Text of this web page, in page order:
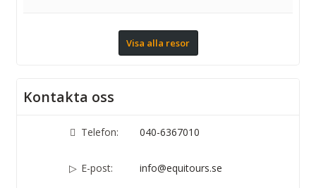
Visa alla resor
Kontakta oss
Telefon: 040-6367010
E-post: info@equitours.se